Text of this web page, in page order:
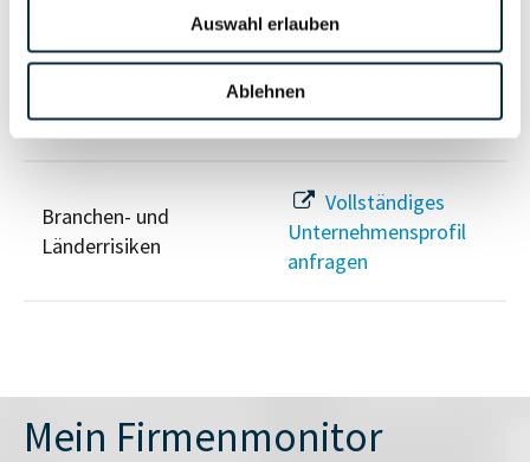
Auswahl erlauben
Ablehnen
Insolvenzinformationen
Vollständiges
Unternehmensprofil
anfragen
Branchen- und
Länderrisiken
Vollständiges
Unternehmensprofil
anfragen
Mein Firmenmonitor